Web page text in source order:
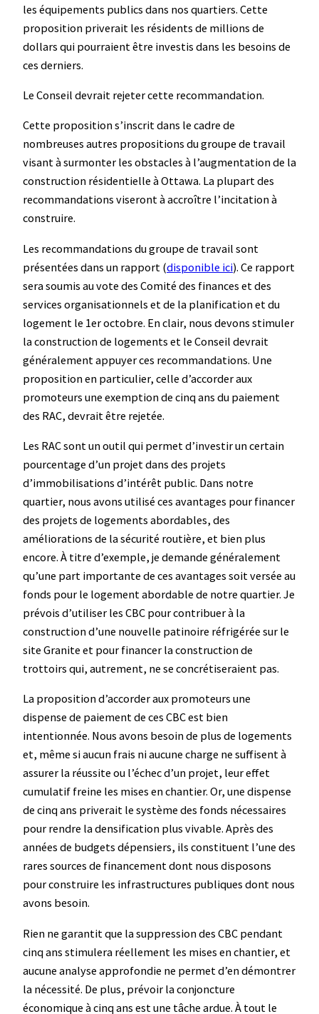
les équipements publics dans nos quartiers. Cette
proposition priverait les résidents de millions de
dollars qui pourraient être investis dans les besoins de
ces derniers.
Le Conseil devrait rejeter cette recommandation.
Cette proposition s’inscrit dans le cadre de
nombreuses autres propositions du groupe de travail
visant à surmonter les obstacles à l’augmentation de la
construction résidentielle à Ottawa. La plupart des
recommandations viseront à accroître l’incitation à
construire.
Les recommandations du groupe de travail sont
présentées dans un rapport (disponible ici). Ce rapport
sera soumis au vote des Comité des finances et des
services organisationnels et de la planification et du
logement le 1er octobre. En clair, nous devons stimuler
la construction de logements et le Conseil devrait
généralement appuyer ces recommandations. Une
proposition en particulier, celle d’accorder aux
promoteurs une exemption de cinq ans du paiement
des RAC, devrait être rejetée.
Les RAC sont un outil qui permet d’investir un certain
pourcentage d’un projet dans des projets
d’immobilisations d’intérêt public. Dans notre
quartier, nous avons utilisé ces avantages pour financer
des projets de logements abordables, des
améliorations de la sécurité routière, et bien plus
encore. À titre d’exemple, je demande généralement
qu’une part importante de ces avantages soit versée au
fonds pour le logement abordable de notre quartier. Je
prévois d’utiliser les CBC pour contribuer à la
construction d’une nouvelle patinoire réfrigérée sur le
site Granite et pour financer la construction de
trottoirs qui, autrement, ne se concrétiseraient pas.
La proposition d’accorder aux promoteurs une
dispense de paiement de ces CBC est bien
intentionnée. Nous avons besoin de plus de logements
et, même si aucun frais ni aucune charge ne suffisent à
assurer la réussite ou l’échec d’un projet, leur effet
cumulatif freine les mises en chantier. Or, une dispense
de cinq ans priverait le système des fonds nécessaires
pour rendre la densification plus vivable. Après des
années de budgets dépensiers, ils constituent l’une des
rares sources de financement dont nous disposons
pour construire les infrastructures publiques dont nous
avons besoin.
Rien ne garantit que la suppression des CBC pendant
cinq ans stimulera réellement les mises en chantier, et
aucune analyse approfondie ne permet d’en démontrer
la nécessité. De plus, prévoir la conjoncture
économique à cinq ans est une tâche ardue. À tout le